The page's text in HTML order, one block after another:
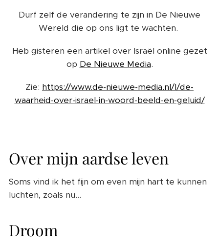
Durf zelf de verandering te zijn in De Nieuwe
Wereld die op ons ligt te wachten.
Heb gisteren een artikel over Israël online gezet
op De Nieuwe Media.
Zie: https://www.de-nieuwe-media.nl/l/de-
waarheid-over-israel-in-woord-beeld-en-geluid/
Over mijn aardse leven
Soms vind ik het fijn om even mijn hart te kunnen
luchten, zoals nu...
Droom